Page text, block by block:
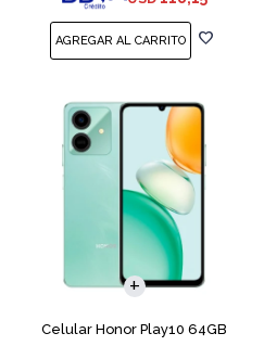
Celular Honor Play10 64GB
COMPARAR